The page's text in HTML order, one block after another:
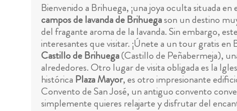
Bienvenido a Brihuega, ¡una joya oculta situada
campos de lavanda de Brihuegason un destino
del fragante aroma de la lavanda. Sin embargo,
interesantes que visitar. ¡Únete a un tour gratis
Castillo de Brihuega(Castillo de Peñabermeja),
alrededores. Otro lugar de visita obligada es la
histórica Plaza Mayor, es otro impresionante
Convento de San José, un antiguo convento
simplemente quieres relajarte y disfrutar del